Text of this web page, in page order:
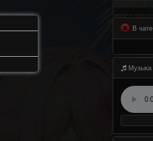
В чате
Музыка